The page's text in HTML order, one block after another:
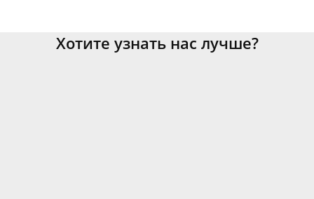
Хотите узнать нас лучше?